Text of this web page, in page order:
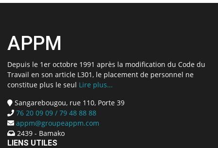
APPM
Depuis le 1er octobre 1991 après la modification du Code du
Travail en son article L301, le placement de personnel ne
constitue plus le seul Lire plus...
Sangarebougou, rue 110, Porte 39
76 20 09 09 / 79 48 88 88
appm@groupeappm.com
2439 - Bamako
LIENS UTILES